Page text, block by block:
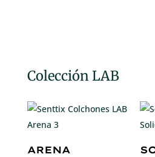
Colección LAB
ARENA